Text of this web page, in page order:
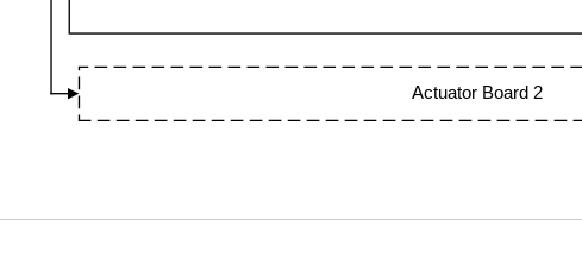
Actuator Board 2